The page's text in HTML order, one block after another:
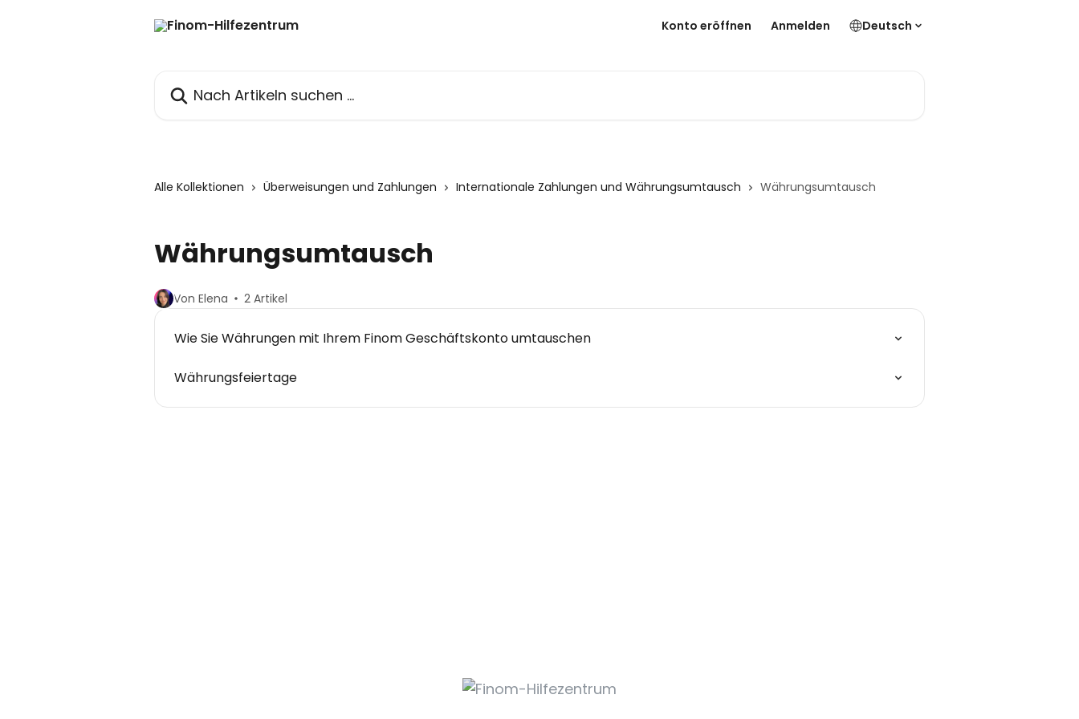
Konto eröffnen Anmelden Deutsch
Alle Kollektionen Überweisungen und Zahlungen Internationale Zahlungen und Währungsumtausch Währungsumtausch
Währungsumtausch
Von Elena 2 Artikel
Wie Sie Währungen mit Ihrem Finom Geschäftskonto umtauschen
Währungsfeiertage